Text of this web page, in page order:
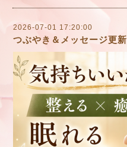
2026-07-01 17:20:00
つぶやき＆メッセージ更新